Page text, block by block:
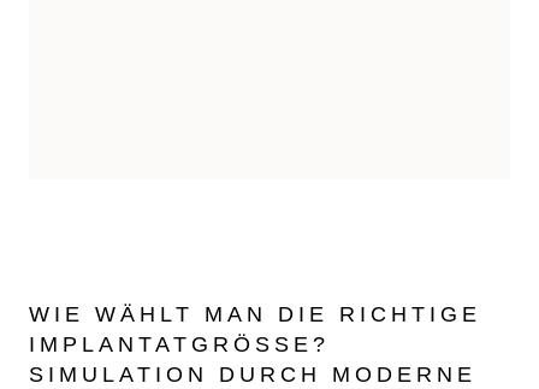
WIE WÄHLT MAN DIE RICHTIGE
IMPLANTATGRÖSSE? S
IMULATION DURCH MODERNE 3